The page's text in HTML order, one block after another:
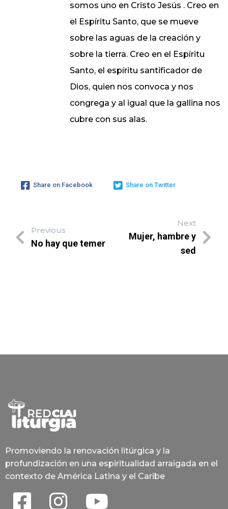
somos uno en Cristo Jesús . Creo en
el Espíritu Santo, que se mueve
sobre las aguas de la creación y
sobre la tierra. Creo en el Espíritu
Santo, el espíritu santificador de
Dios, quien nos convoca y nos
congrega y al igual que la gallina nos
cubre con sus alas.
Share on Facebook Share on Twitter
Previous
No hay que temer
Next
Mujer, hambre y
sed
Promoviendo la renovación litúrgica y la
profundización en una espiritualidad arraigada en el
contexto de América Latina y el Caribe